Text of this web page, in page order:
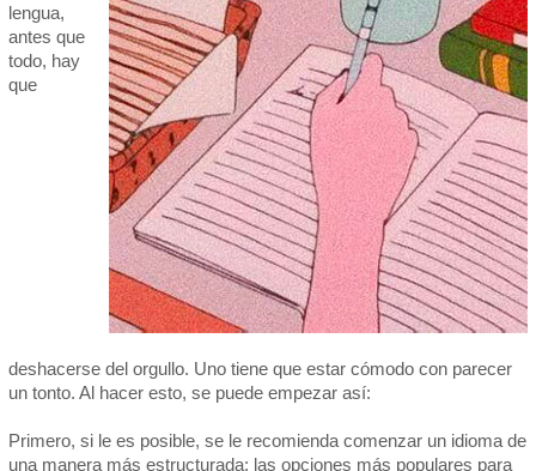
lengua,
antes que
todo, hay
que
deshacerse del orgullo. Uno tiene que estar cómodo con parecer
un tonto. Al hacer esto, se puede empezar así:
Primero, si le es posible, se le recomienda comenzar un idioma de
una manera más estructurada; las opciones más populares para